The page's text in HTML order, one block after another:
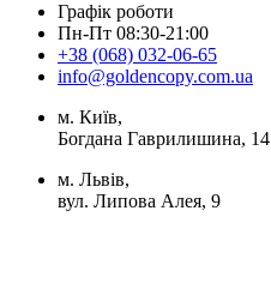
Графік роботи
Пн-Пт 08:30-21:00
+38 (068) 032-06-65
info@goldencopy.com.ua
м. Київ,
Богдана Гаврилишина, 14
м. Львів,
вул. Липова Алея, 9